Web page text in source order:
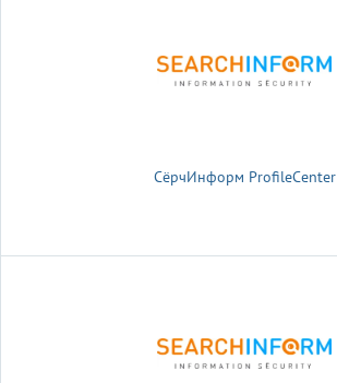
СёрчИнформ ProfileCenter